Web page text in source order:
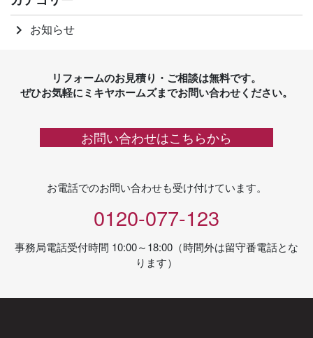
keyboard_arrow_right お知らせ
リフォームのお見積り・ご相談は無料です。
ぜひお気軽にミキヤホームズまでお問い合わせください。
お問い合わせはこちらから
お電話でのお問い合わせも受け付けています。
0120-077-123
事務局電話受付時間 10:00～18:00（時間外は留守番電話とな
ります）